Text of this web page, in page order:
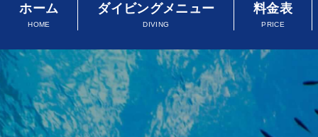
ホーム
HOME
ダイビングメニュー
DIVING
料金表
PRICE